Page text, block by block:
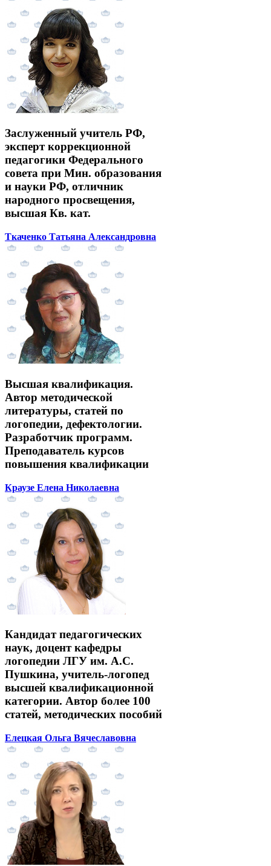
Заслуженный учитель РФ,
эксперт коррекционной
педагогики Федерального
совета при Мин. образования
и науки РФ, отличник
народного просвещения,
высшая Кв. кат.
Ткаченко Татьяна Александровна
Высшая квалификация.
Автор методической
литературы, статей по
логопедии, дефектологии.
Разработчик программ.
Преподаватель курсов
повышения квалификации
Краузе Елена Николаевна
Кандидат педагогических
наук, доцент кафедры
логопедии ЛГУ им. А.С.
Пушкина, учитель-логопед
высшей квалификационной
категории. Автор более 100
статей, методических пособий
Елецкая Ольга Вячеславовна